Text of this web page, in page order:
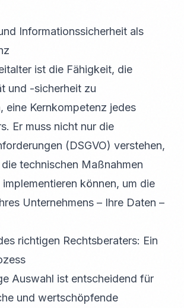
Informationssicherheit als
ist die Fähigkeit, die
und -sicherheit zu
eine Kernkompetenz jedes
Er muss nicht nur die
(DSGVO) verstehen,
technischen Maßnahmen
können, um die
Unternehmens – Ihre Daten –
richtigen Rechtsberaters: Ein
Auswahl ist entscheidend für
und wertschöpfende